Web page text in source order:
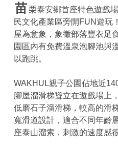
苗栗泰安鄉首座特色遊戲
民文化產業區旁開FUN遊玩
屋為意象，象徵部落豐衣足
園區內有免費溫泉泡腳池與
以跑跳。
WAKHUL親子公園佔地近
腳屋溜滑梯聳立在遊戲場上
低磨石子溜滑梯，較高的滑
寬滑道設計，適合不同年齡
座泰山溜索，刺激的速度感